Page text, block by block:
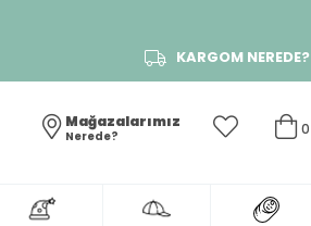
KARGOM NEREDE?
0
Mağazalarımız
Nerede?